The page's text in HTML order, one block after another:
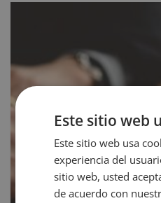
Este sitio web
Este sitio web usa
experiencia del
sitio web, usted
de acuerdo con